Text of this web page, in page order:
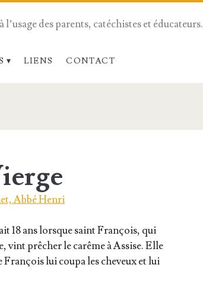
l’usage des parents, catéchistes et éducateurs.
LIENS CONTACT
Abbé Henri
18 ans lorsque saint Fran­çois, qui
prê­cher le carême à Assise. Elle
lui cou­pa les che­veux et lui